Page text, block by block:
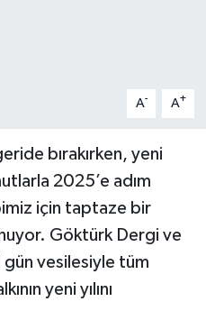
A- A+
bırakırken, yeni
2025’e adım
için taptaze bir
Göktürk Dergi ve
vesilesiyle tüm
yeni yılını